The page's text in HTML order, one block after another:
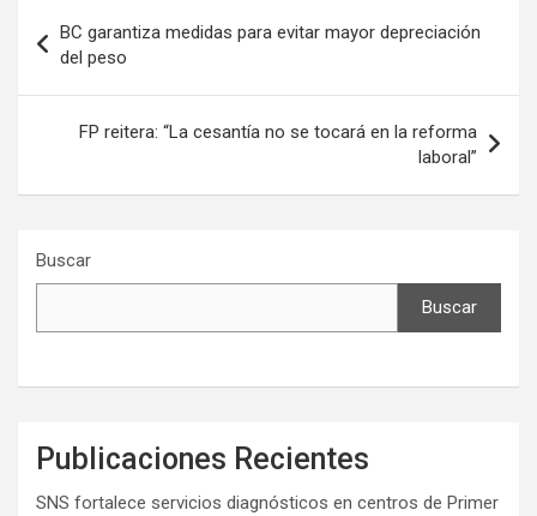
de
entradas
BC garantiza medidas para evitar mayor depreciación
del peso
FP reitera: “La cesantía no se tocará en la reforma
laboral”
Buscar
Buscar
Publicaciones Recientes
SNS fortalece servicios diagnósticos en centros de Primer